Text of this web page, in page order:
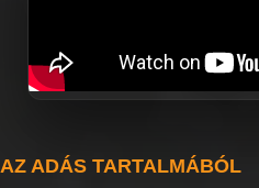
AZ ADÁS TARTALMÁBÓL